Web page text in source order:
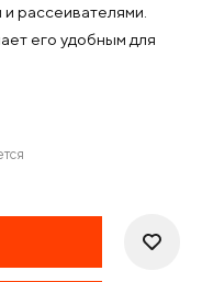
рассеивателями.
его удобным для